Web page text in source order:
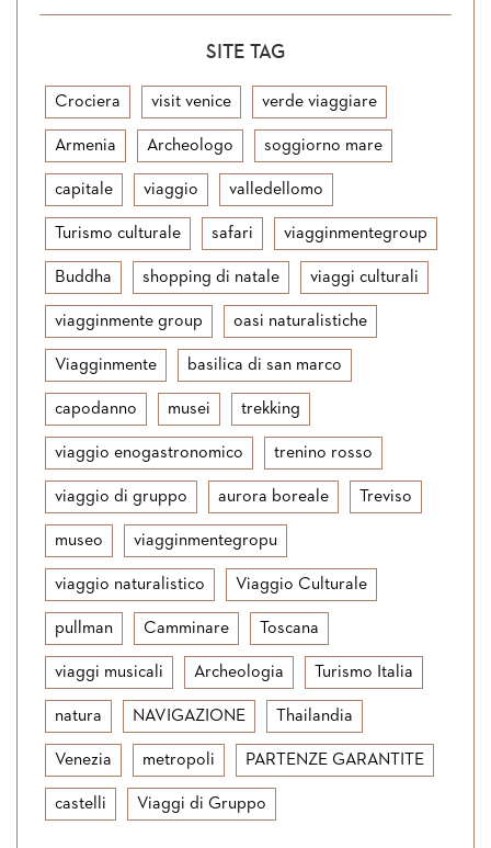
SITE TAG
Crociera visit venice verde viaggiare
Armenia Archeologo soggiorno mare
capitale viaggio valledellomo
Turismo culturale safari viagginmentegroup
Buddha shopping di natale viaggi culturali
viagginmente group oasi naturalistiche
Viagginmente basilica di san marco
capodanno musei trekking
viaggio enogastronomico trenino rosso
viaggio di gruppo aurora boreale Treviso
museo viagginmentegropu
viaggio naturalistico Viaggio Culturale
pullman Camminare Toscana
viaggi musicali Archeologia Turismo Italia
natura NAVIGAZIONE Thailandia
Venezia metropoli PARTENZE GARANTITE
castelli Viaggi di Gruppo